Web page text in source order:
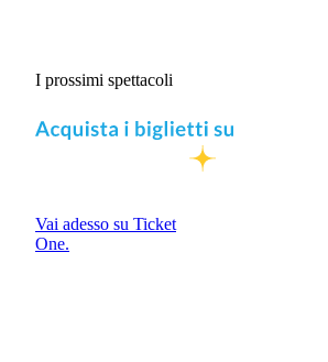
I prossimi spettacoli
Vai adesso su Ticket
One.